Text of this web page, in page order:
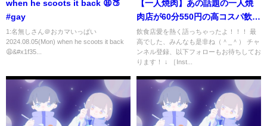
when he scoots it back 😩🍑
#gay
1:名無しさん＠おカマいっぱい
2024.08.05(Mon) when he scoots it back
😩&#x1f35...
【一人焼肉】あの話題の一人焼
肉店が60分550円の高コスパ飲み
放題を緊急開催中！
飲食店愛を熱く語っちゃったよ！！！ 最
高でした、みんなも是非ね（＾_＾） チャ
ンネル登録、以下フォローもお待ちしてお
ります！ ↓ ［Inst...